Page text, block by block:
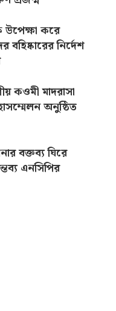
উপেক্ষা করে
বহিষ্কারের নির্দেশ
কওমী মাদরাসা
অনুষ্ঠিত
বক্তব্য ঘিরে
এনসিপির